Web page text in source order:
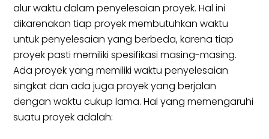
alur waktu dalam penyelesaian proyek. Hal ini
dikarenakan tiap proyek membutuhkan waktu
untuk penyelesaian yang berbeda, karena tiap
proyek pasti memiliki spesifikasi masing-masing.
Ada proyek yang memiliki waktu penyelesaian
singkat dan ada juga proyek yang berjalan
dengan waktu cukup lama. Hal yang memengaruhi
suatu proyek adalah: